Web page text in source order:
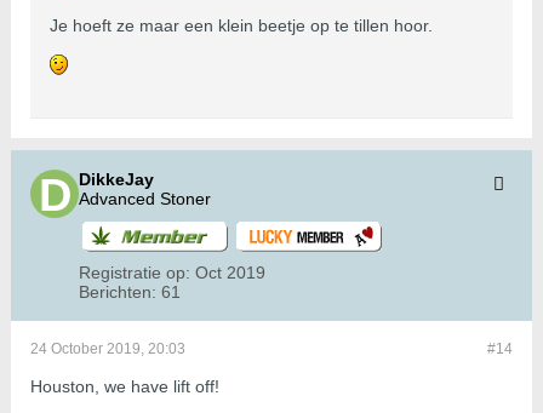
Je hoeft ze maar een klein beetje op te tillen hoor.
DikkeJay
Advanced Stoner
Registratie op: Oct 2019
Berichten: 61
#14
24 October 2019, 20:03
Houston, we have lift off!